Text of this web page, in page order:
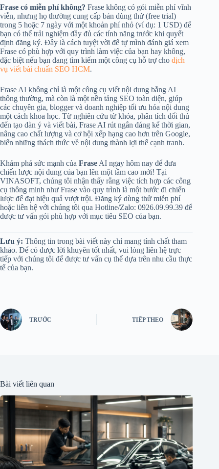
Frase có miễn phí không? Frase không có gói miễn phí vĩnh
viễn, nhưng họ thường cung cấp bản dùng thử (free trial)
trong 5 hoặc 7 ngày với một khoản phí nhỏ (ví dụ: 1 USD) để
bạn có thể trải nghiệm đầy đủ các tính năng trước khi quyết
định đăng ký. Đây là cách tuyệt vời để tự mình đánh giá xem
Frase có phù hợp với quy trình làm việc của bạn hay không,
đặc biệt nếu bạn đang tìm kiếm một công cụ hỗ trợ cho dịch
vụ viết bài chuẩn SEO HCM.
Frase AI không chỉ là một công cụ viết nội dung bằng AI
thông thường, mà còn là một nền tảng SEO toàn diện, giúp
các chuyên gia, blogger và doanh nghiệp tối ưu hóa nội dung
một cách khoa học. Từ nghiên cứu từ khóa, phân tích đối thủ
đến tạo dàn ý và viết bài, Frase AI rút ngắn đáng kể thời gian,
nâng cao chất lượng và cơ hội xếp hạng cao hơn trên Google,
biến những thách thức về nội dung thành lợi thế cạnh tranh.
Khám phá sức mạnh của Frase AI ngay hôm nay để đưa
chiến lược nội dung của bạn lên một tầm cao mới! Tại
VINASOFT, chúng tôi nhận thấy rằng việc tích hợp các công
cụ thông minh như Frase vào quy trình là một bước đi chiến
lược để đạt hiệu quả vượt trội. Đăng ký dùng thử miễn phí
hoặc liên hệ với chúng tôi qua Hotline/Zalo: 0926.09.99.39 để
được tư vấn gói phù hợp với mục tiêu SEO của bạn.
Lưu ý: Thông tin trong bài viết này chỉ mang tính chất tham
khảo. Để có được lời khuyên tốt nhất, vui lòng liên hệ trực
tiếp với chúng tôi để được tư vấn cụ thể dựa trên nhu cầu thực
tế của bạn.
TRƯỚC TIẾP THEO
Bài viết liên quan